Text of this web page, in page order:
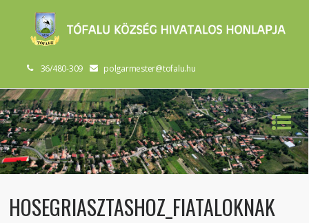
36/480-309 polgarmester@tofalu.hu
HOSEGRIASZTASHOZ_FIATALOKNAK